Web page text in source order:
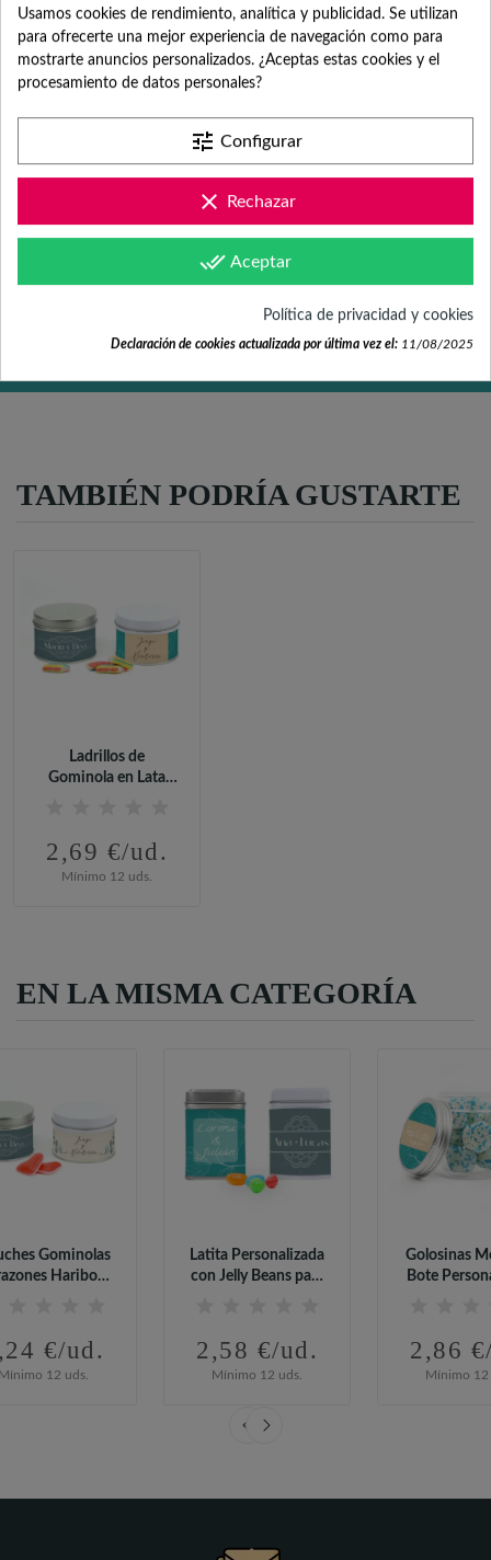
CLIENTE
Mándanos tus dudas a
Revisa nuestras páginas de
documentación
TAMBIÉN PODRÍA GUSTARTE
Ladrillos de
Gominola en Lata
2,69 €/ud.
Mínimo 12 uds.
EN LA MISMA CATEGORÍA
Gominolas
Haribo®
€/ud.
12 uds.
Latita Personalizada
con Jelly Beans para
2,58 €/ud.
Mínimo 12 uds.
Golosinas
Bote
2,86
Mínimo 12
Usamos cookies de rendimiento, analítica y publicidad. Se utilizan
para ofrecerte una mejor experiencia de navegación como para
mostrarte anuncios personalizados. ¿Aceptas estas cookies y el
procesamiento de datos personales?
tune Configurar
clear Rechazar
done_all Aceptar
Política de privacidad y cookies
Declaración de cookies actualizada por última vez el: 11/08/2025